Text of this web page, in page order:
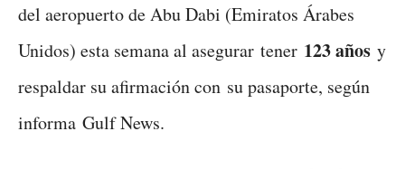
del aeropuerto de Abu Dabi (Emiratos Árabes
Unidos) esta semana al asegurar tener 123 años y
respaldar su afirmación con su pasaporte, según
informa Gulf News.